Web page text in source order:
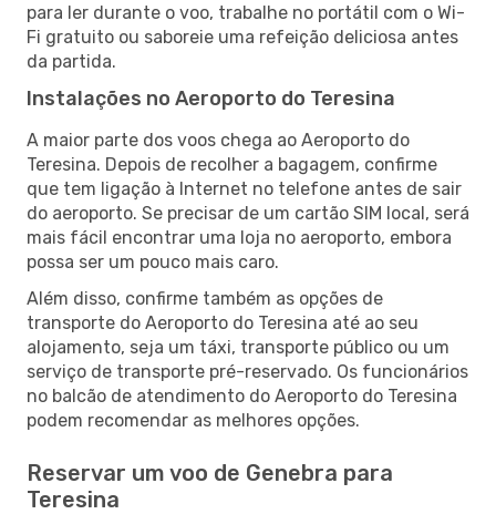
para ler durante o voo, trabalhe no portátil com o Wi-
Fi gratuito ou saboreie uma refeição deliciosa antes
da partida.
Instalações no Aeroporto do Teresina
A maior parte dos voos chega ao Aeroporto do
Teresina. Depois de recolher a bagagem, confirme
que tem ligação à Internet no telefone antes de sair
do aeroporto. Se precisar de um cartão SIM local, será
mais fácil encontrar uma loja no aeroporto, embora
possa ser um pouco mais caro.
Além disso, confirme também as opções de
transporte do Aeroporto do Teresina até ao seu
alojamento, seja um táxi, transporte público ou um
serviço de transporte pré-reservado. Os funcionários
no balcão de atendimento do Aeroporto do Teresina
podem recomendar as melhores opções.
Reservar um voo de Genebra para
Teresina